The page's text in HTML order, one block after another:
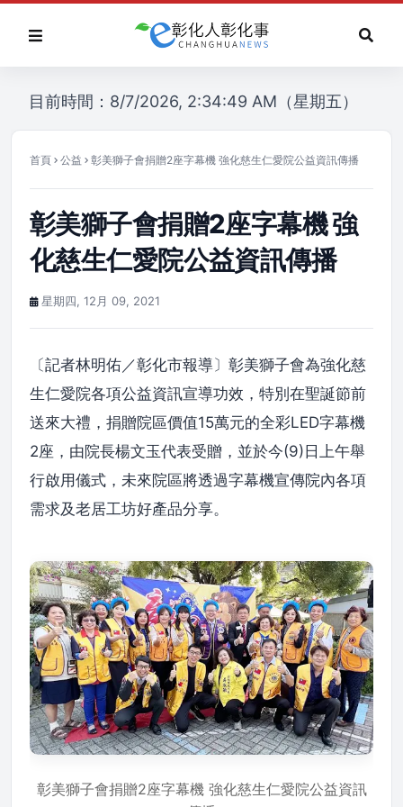
目前時間：8/7/2026, 2:34:49 AM（星期五）
首頁 公益 彰美獅子會捐贈2座字幕機 強化慈生仁愛院公益資訊傳播
彰美獅子會捐贈2座字幕機 強
化慈生仁愛院公益資訊傳播
星期四, 12月 09, 2021
〔記者林明佑／彰化市報導〕彰美獅子會為強化慈
生仁愛院各項公益資訊宣導功效，特別在聖誕節前
送來大禮，捐贈院區價值15萬元的全彩LED字幕機
2座，由院長楊文玉代表受贈，並於今(9)日上午舉
行啟用儀式，未來院區將透過字幕機宣傳院內各項
需求及老居工坊好產品分享。
彰美獅子會捐贈2座字幕機 強化慈生仁愛院公益資訊